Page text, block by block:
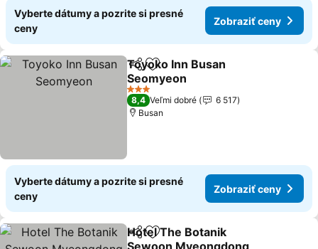
Vyberte dátumy a pozrite si presné
ceny
Zobraziť ceny
ZdieľaťPridať do obľúbených
Toyoko Inn Busan
Seomyeon
3 Počet hviezdičiek
8,4 Veľmi dobré
6 517
Busan
Vyberte dátumy a pozrite si presné
ceny
Zobraziť ceny
ZdieľaťPridať do obľúbených
Hotel The Botanik
Sewoon Myeongdong